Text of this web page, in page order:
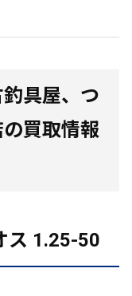
具屋、つ
買取情報
ス 1.25-50